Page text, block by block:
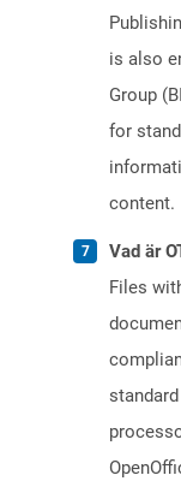
is also
Group
for
content.
Vad är
Files